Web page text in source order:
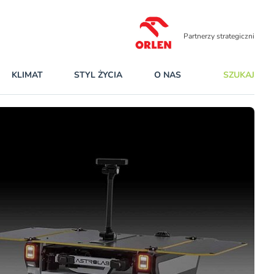
Partnerzy strategiczni
KLIMAT STYL ŻYCIA O NAS SZUKAJ